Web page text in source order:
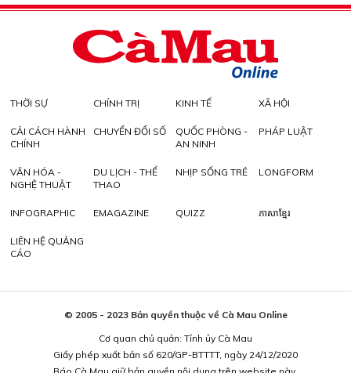
THỜI SỰ CHÍNH TRỊ KINH TẾ XÃ HỘI
CẢI CÁCH HÀNH
CHÍNH
CHUYỂN ĐỔI SỐ
QUỐC PHÒNG -
AN NINH
PHÁP LUẬT
VĂN HÓA -
NGHỆ THUẬT
DU LỊCH - THỂ
THAO
NHỊP SỐNG TRẺ LONGFORM
INFOGRAPHIC EMAGAZINE QUIZZ ភាសាខ្មែរ
LIÊN HỆ QUẢNG
CÁO
© 2005 - 2023 Bản quyền thuộc về Cà Mau Online
Cơ quan chủ quản: Tỉnh ủy Cà Mau
Giấy phép xuất bản số 620/GP-BTTTT, ngày 24/12/2020